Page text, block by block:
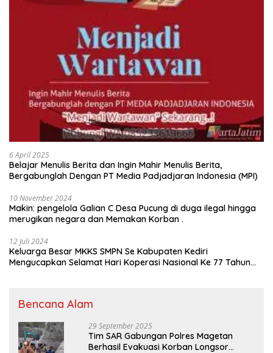
6 April 2025
Belajar Menulis Berita dan Ingin Mahir Menulis Berita,
Bergabunglah Dengan PT Media Padjadjaran Indonesia (MPI)
10 November 2024
Makin: pengelola Galian C Desa Pucung di duga ilegal hingga
merugikan negara dan Memakan Korban .
12 Juli 2024
Keluarga Besar MKKS SMPN Se Kabupaten Kediri
Mengucapkan Selamat Hari Koperasi Nasional Ke 77 Tahun
Bencana Alam
29 September 2025
Tim SAR Gabungan Polres Magetan
Berhasil Evakuasi Korban Longsor